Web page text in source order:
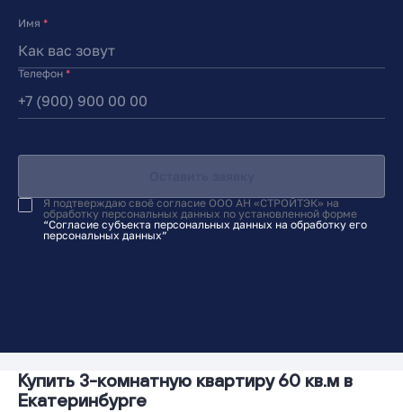
Имя *
Телефон *
Я подтверждаю своё согласие ООО АН «СТРОЙТЭК» на
обработку персональных данных по установленной форме
“Согласие субъекта персональных данных на обработку его
персональных данных”
Купить 3-комнатную квартиру 60 кв.м в
Екатеринбурге